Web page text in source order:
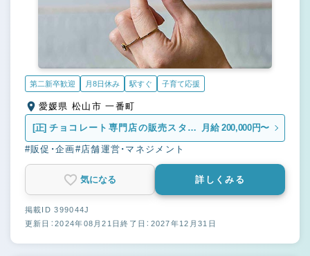
第二新卒歓迎 月8日休み 駅すぐ 子育て応援
愛媛県 松山市 一番町
[正] チョコレート専門店の販売スタッ
フ
月給 200,000円〜
#販促・企画#店舗運営・マネジメント
気になる 詳しくみる
掲載ID 399044J
更新日：2024年08月21日終了日：2027年12月31日